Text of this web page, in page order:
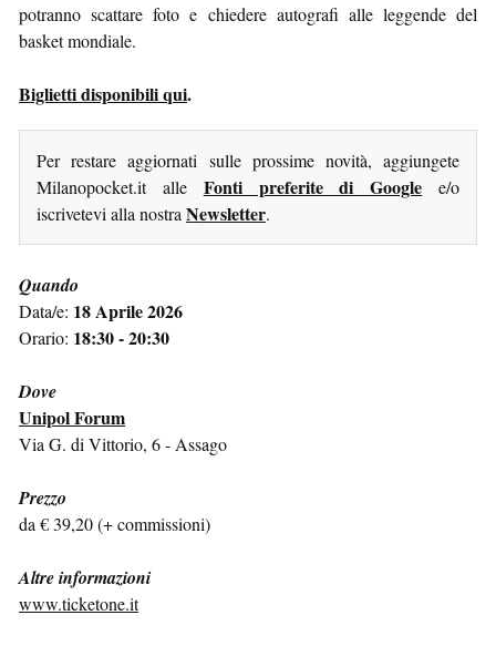
potranno scattare foto e chiedere autografi alle leggende del
basket mondiale.
Biglietti disponibili qui.
Per restare aggiornati sulle prossime novità, aggiungete
Milanopocket.it alle Fonti preferite di Google e/o
iscrivetevi alla nostra Newsletter.
Quando
Data/e: 18 Aprile 2026
Orario: 18:30 - 20:30
Dove
Unipol Forum
Via G. di Vittorio, 6 - Assago
Prezzo
da € 39,20 (+ commissioni)
Altre informazioni
www.ticketone.it